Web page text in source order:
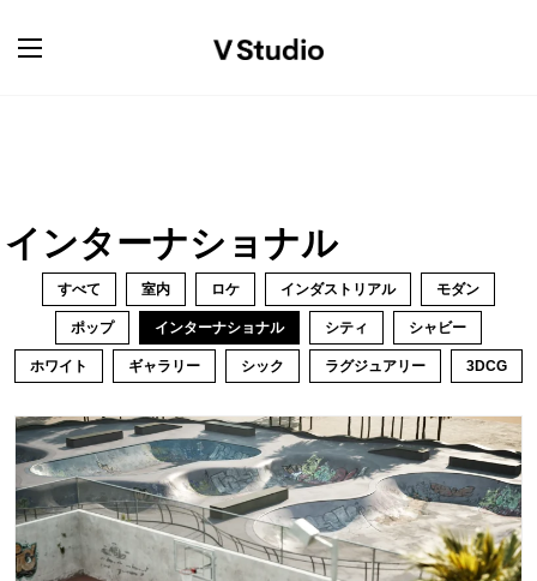
インターナショナル
すべて 室内 ロケ インダストリアル モダン
ポップ インターナショナル シティ シャビー
ホワイト ギャラリー シック ラグジュアリー 3DCG